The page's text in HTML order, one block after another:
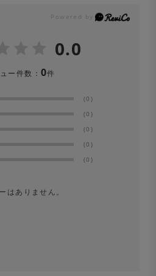
ないでください。
おくと、色が落ちる場合があり
すぐに日陰でつり干しにしてく
0.0
ー件数： 0件
(0)
(0)
(0)
(0)
(0)
はありません。